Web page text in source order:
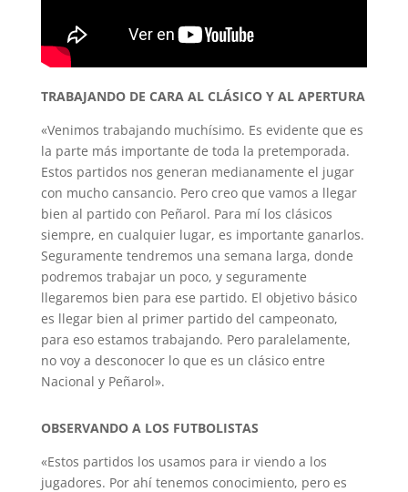
TRABAJANDO DE CARA AL CLÁSICO Y AL APERTURA
«Venimos trabajando muchísimo. Es evidente que es
la parte más importante de toda la pretemporada.
Estos partidos nos generan medianamente el jugar
con mucho cansancio. Pero creo que vamos a llegar
bien al partido con Peñarol. Para mí los clásicos
siempre, en cualquier lugar, es importante ganarlos.
Seguramente tendremos una semana larga, donde
podremos trabajar un poco, y seguramente
llegaremos bien para ese partido. El objetivo básico
es llegar bien al primer partido del campeonato,
para eso estamos trabajando. Pero paralelamente,
no voy a desconocer lo que es un clásico entre
Nacional y Peñarol».
OBSERVANDO A LOS FUTBOLISTAS
«Estos partidos los usamos para ir viendo a los
jugadores. Por ahí tenemos conocimiento, pero es